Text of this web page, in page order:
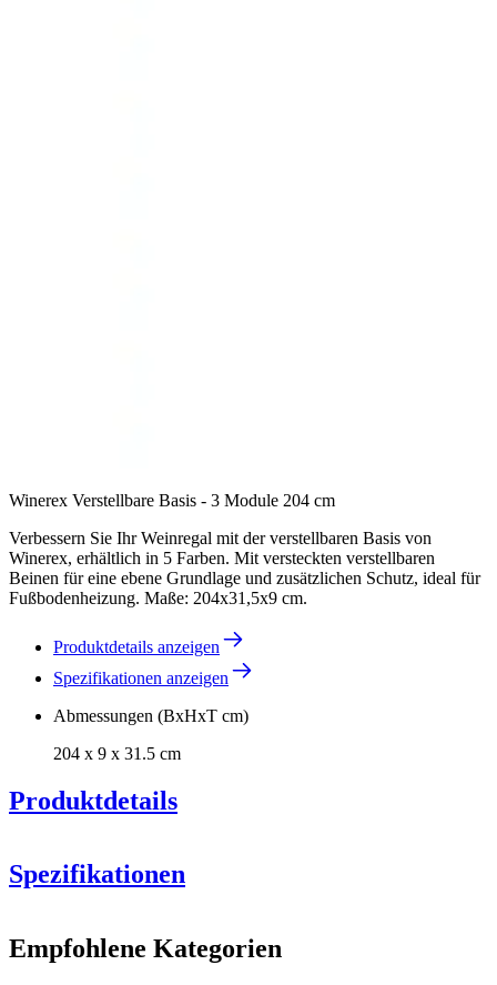
Winerex Verstellbare Basis - 3 Module 204 cm
Verbessern Sie Ihr Weinregal mit der verstellbaren Basis von
Winerex, erhältlich in 5 Farben. Mit versteckten verstellbaren
Beinen für eine ebene Grundlage und zusätzlichen Schutz, ideal für
Fußbodenheizung. Maße: 204x31,5x9 cm.
Produktdetails anzeigen
Spezifikationen anzeigen
Abmessungen (BxHxT cm)
204 x 9 x 31.5 cm
Produktdetails
Spezifikationen
ProduktnummerBXZP204
Empfohlene Kategorien